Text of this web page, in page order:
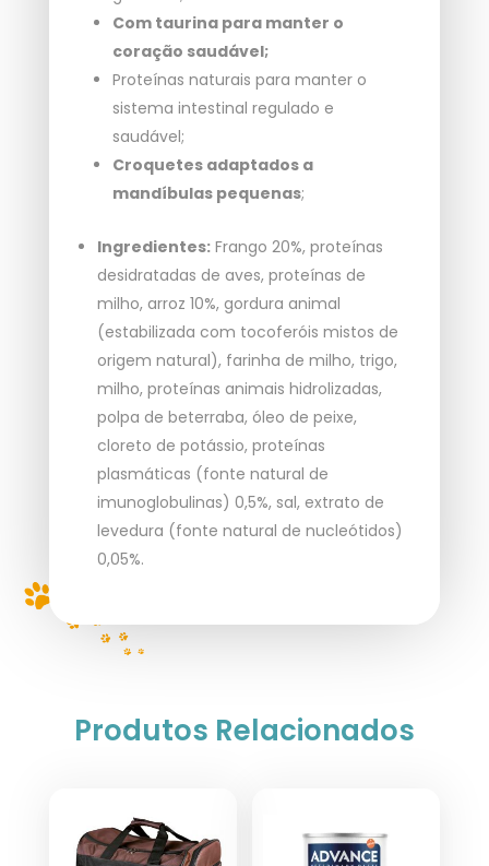
Com taurina para manter o
coração saudável;
Proteínas naturais para manter o
sistema intestinal regulado e
saudável;
Croquetes adaptados a
mandíbulas pequenas;
Ingredientes:Frango 20%, proteínas
desidratadas de aves, proteínas de
milho, arroz 10%, gordura animal
(estabilizada com tocoferóis mistos de
origem natural), farinha de milho, trigo,
milho, proteínas animais hidrolizadas,
polpa de beterraba, óleo de peixe,
cloreto de potássio, proteínas
plasmáticas (fonte natural de
imunoglobulinas) 0,5%, sal, extrato de
levedura (fonte natural de nucleótidos)
0,05%.
Produtos Relacionados